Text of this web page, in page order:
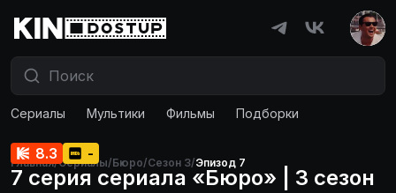
Сериалы Мультики Фильмы Подборки
Главная/Сериалы/Бюро/Сезон 3/Эпизод 7
8.3 -
7 серия сериала «Бюро» | 3 сезон